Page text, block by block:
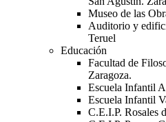
Museo de las
Auditorio y
Teruel
Educación
Facultad de
Zaragoza.
Escuela Infantil
Escuela Infantil
C.E.I.P. Rosales